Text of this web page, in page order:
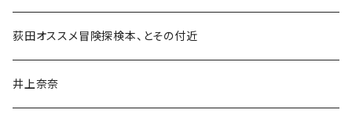
和書
文学・小説・物語
荻田オススメ冒険探検本、とその付近
井上奈奈